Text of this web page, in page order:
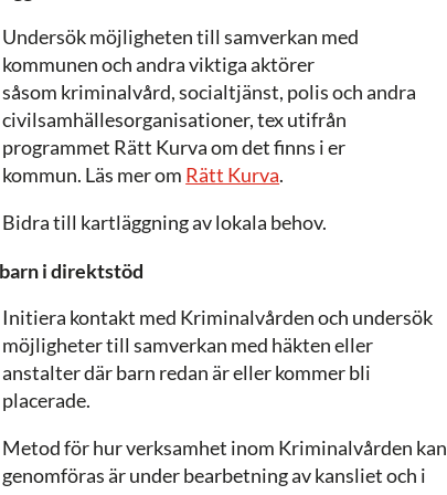
Undersök möjligheten till samverkan med
kommunen och andra viktiga aktörer
såsom kriminalvård, socialtjänst, polis och andra
civilsamhällesorganisationer, tex utifrån
programmet Rätt Kurva om det finns i er
kommun. Läs mer om Rätt Kurva.
Bidra till kartläggning av lokala behov.
i direktstöd
Initiera kontakt med Kriminalvården och undersök
möjligheter till samverkan med häkten eller
anstalter där barn redan är eller kommer bli
placerade.
Metod för hur verksamhet inom Kriminalvården kan
genomföras är under bearbetning av kansliet och i